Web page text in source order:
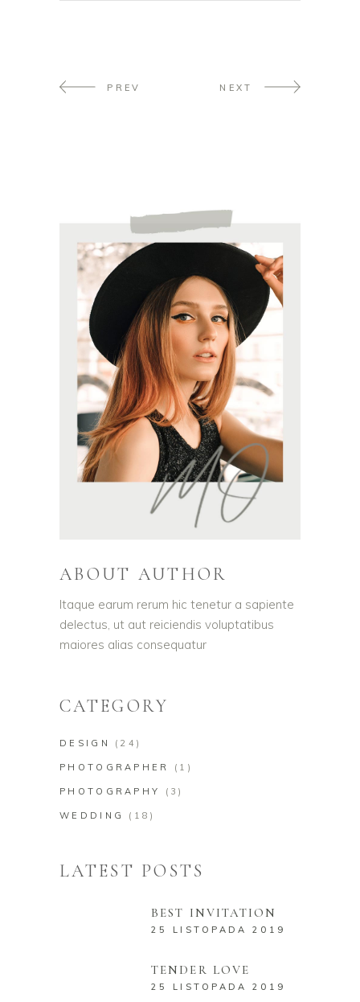
PREV NEXT
ABOUT AUTHOR
Itaque earum rerum hic tenetur a sapiente
delectus, ut aut reiciendis voluptatibus
maiores alias consequatur
CATEGORY
DESIGN (24)
PHOTOGRAPHER (1)
PHOTOGRAPHY (3)
WEDDING (18)
LATEST POSTS
BEST INVITATION
25 LISTOPADA 2019
TENDER LOVE
25 LISTOPADA 2019